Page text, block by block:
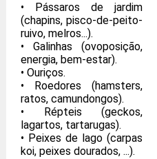
• Pássaros de jardim
(chapins, pisco-de-peito-
ruivo, melros...).
• Galinhas (ovoposição,
energia, bem-estar).
• Ouriços.
• Roedores (hamsters,
ratos, camundongos).
• Répteis (geckos,
lagartos, tartarugas).
• Peixes de lago (carpas
koi, peixes dourados, ...).